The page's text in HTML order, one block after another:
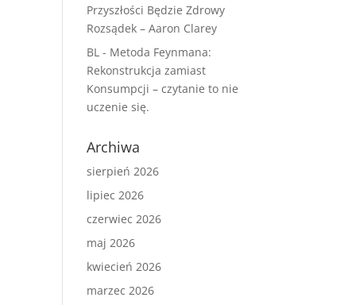
Przyszłości Będzie Zdrowy
Rozsądek – Aaron Clarey
BL - Metoda Feynmana:
Rekonstrukcja zamiast
Konsumpcji – czytanie to nie
uczenie się.
Archiwa
sierpień 2026
lipiec 2026
czerwiec 2026
maj 2026
kwiecień 2026
marzec 2026